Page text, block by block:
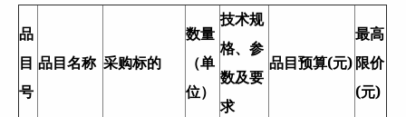
品
目
号
品目名称 采购标的
数量
（单
位）
技术规
格、参
数及要
求
品目预算(元)
最高
限价
(元)